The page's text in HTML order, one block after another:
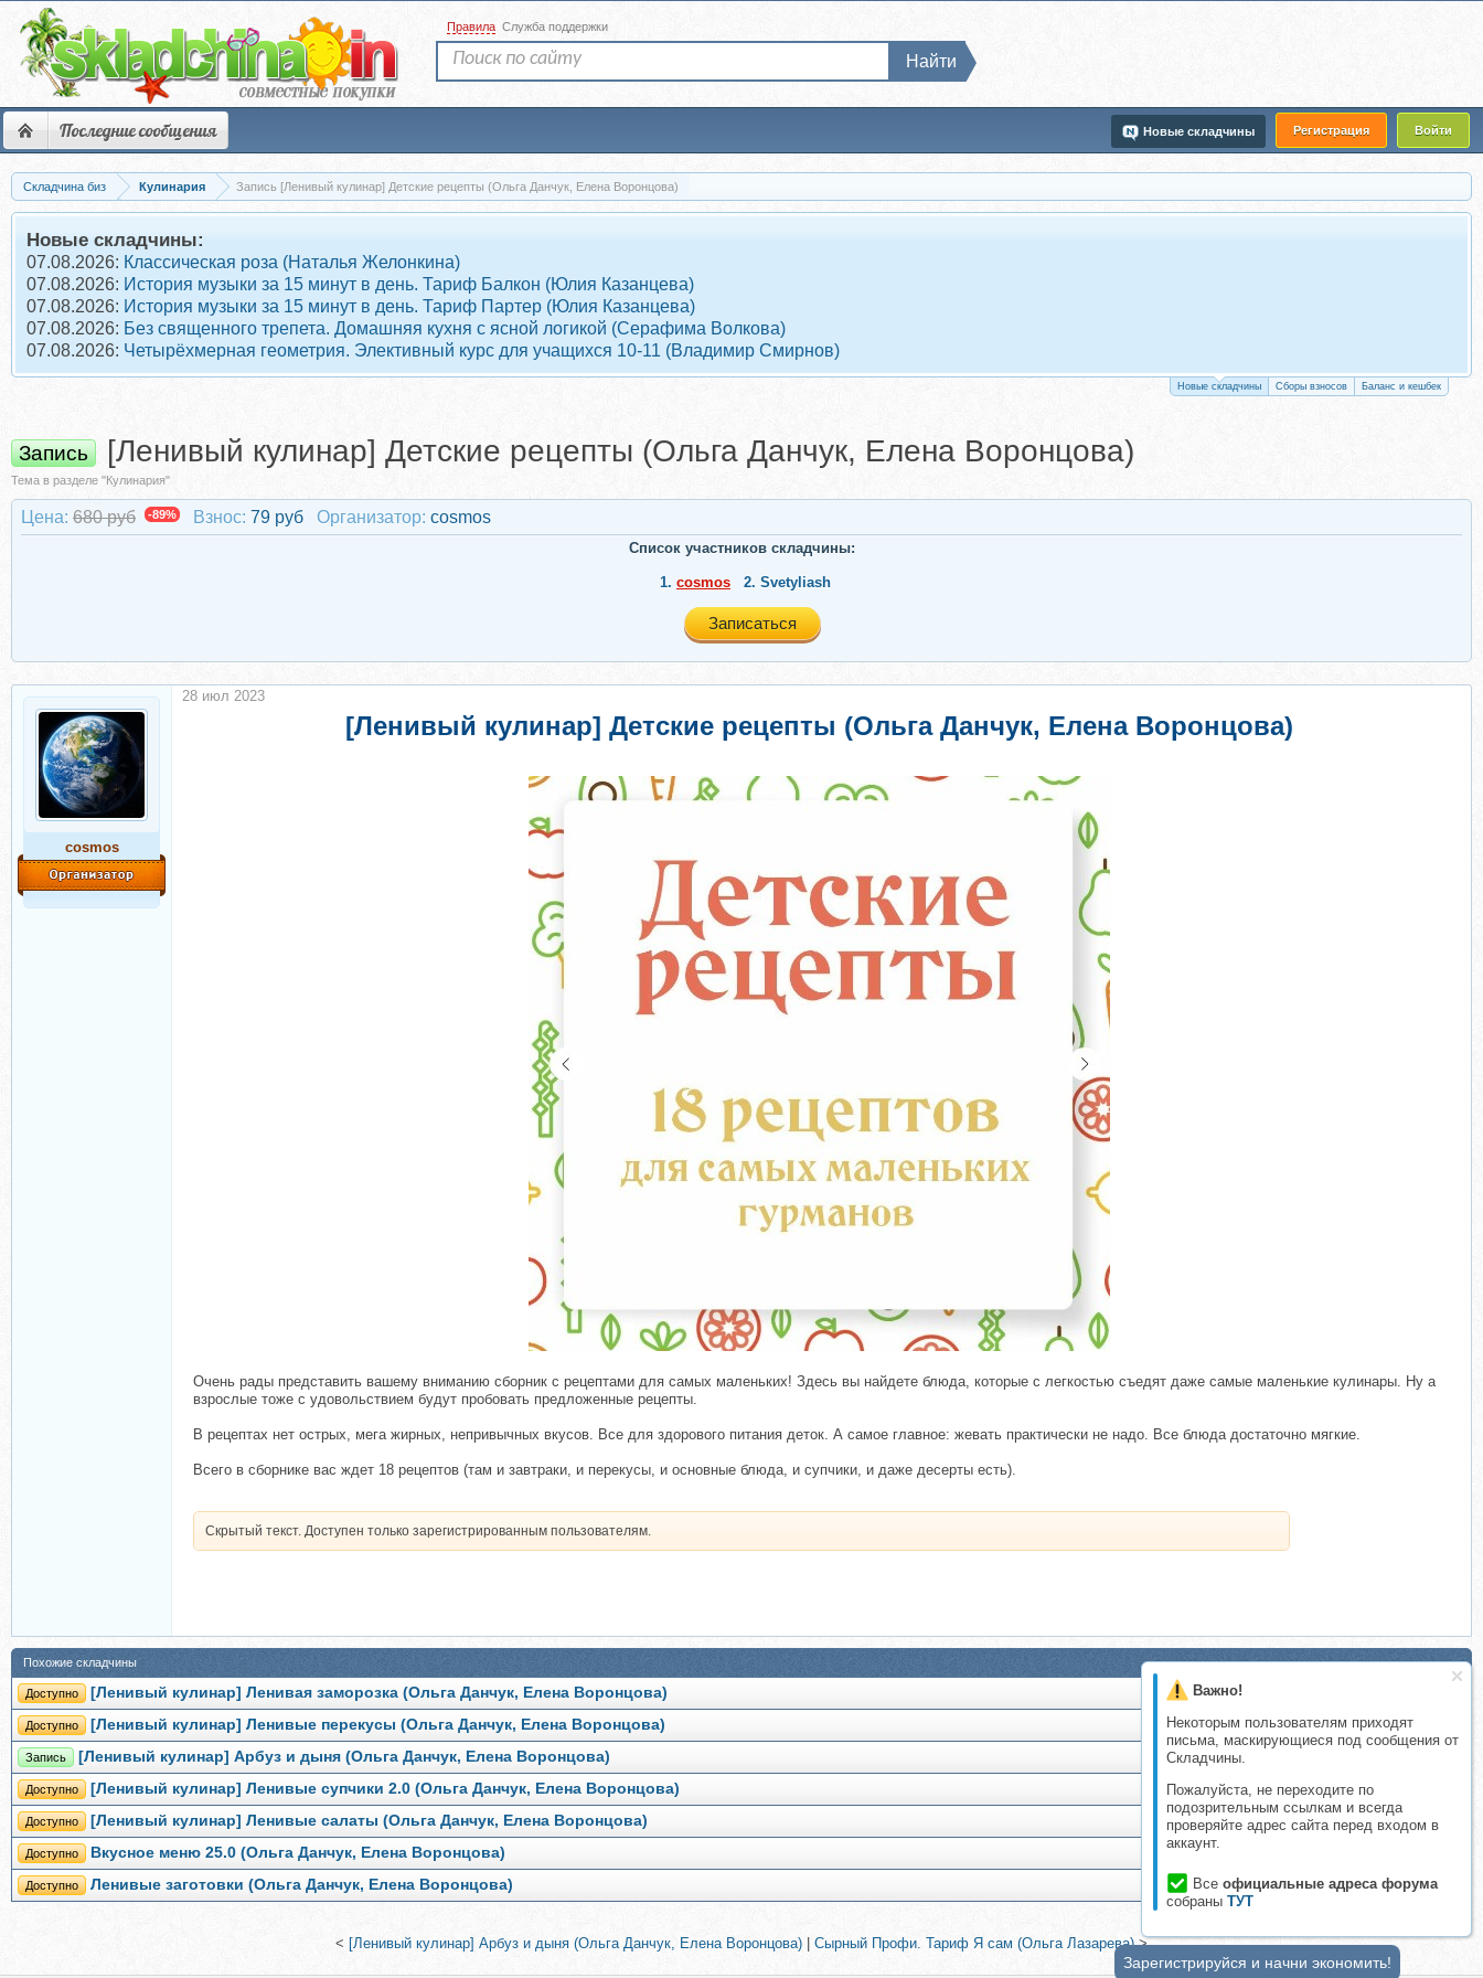
Последние сообщения Регистрация Войти
Новые складчины
Правила Служба поддержки
Найти
Складчина биз Кулинария Запись [Ленивый кулинар] Детские рецепты (Ольга Данчук, Елена Воронцова)
Новые складчины:
07.08.2026: Классическая роза (Наталья Желонкина)
07.08.2026: История музыки за 15 минут в день. Тариф Балкон (Юлия Казанцева)
07.08.2026: История музыки за 15 минут в день. Тариф Партер (Юлия Казанцева)
07.08.2026: Без священного трепета. Домашняя кухня с ясной логикой (Серафима Волкова)
07.08.2026: Четырёхмерная геометрия. Элективный курс для учащихся 10-11 (Владимир Смирнов)
Новые складчины Сборы взносов Баланс и кешбек
Важно!
Некоторым пользователям приходят
письма, маскирующиеся под сообщения от
Складчины.
Пожалуйста, не переходите по
подозрительным ссылкам и всегда
проверяйте адрес сайта перед входом в
аккаунт.
Все официальные адреса форума
собраны ТУТ
Запись [Ленивый кулинар] Детские рецепты (Ольга Данчук, Елена Воронцова)
Тема в разделе "Кулинария"
Цена: 680 руб -89% Взнос: 79 руб Организатор: cosmos
Список участников складчины:
1. cosmos 2. Svetyliash
Записаться
cosmos
[Ленивый кулинар] Детские рецепты (Ольга Данчук, Елена Воронцова)
Очень рады представить вашему вниманию сборник с рецептами для самых маленьких! Здесь вы найдете блюда, которые с легкостью съедят даже самые маленькие кулинары. Ну а
взрослые тоже с удовольствием будут пробовать предложенные рецепты.
В рецептах нет острых, мега жирных, непривычных вкусов. Все для здорового питания деток. А самое главное: жевать практически не надо. Все блюда достаточно мягкие.
Всего в сборнике вас ждет 18 рецептов (там и завтраки, и перекусы, и основные блюда, и супчики, и даже десерты есть).
Скрытый текст. Доступен только зарегистрированным пользователям.
28 июл 2023
Похожие складчины
Доступно [Ленивый кулинар] Ленивая заморозка (Ольга Данчук, Елена Воронцова)
Доступно [Ленивый кулинар] Ленивые перекусы (Ольга Данчук, Елена Воронцова)
Запись [Ленивый кулинар] Арбуз и дыня (Ольга Данчук, Елена Воронцова)
Доступно [Ленивый кулинар] Ленивые супчики 2.0 (Ольга Данчук, Елена Воронцова)
Доступно [Ленивый кулинар] Ленивые салаты (Ольга Данчук, Елена Воронцова)
Доступно Вкусное меню 25.0 (Ольга Данчук, Елена Воронцова)
Доступно Ленивые заготовки (Ольга Данчук, Елена Воронцова)
< [Ленивый кулинар] Арбуз и дыня (Ольга Данчук, Елена Воронцова) Сырный Профи. Тариф Я сам (Ольга Лазарева)>
Зарегистрируйся и начни экономить!